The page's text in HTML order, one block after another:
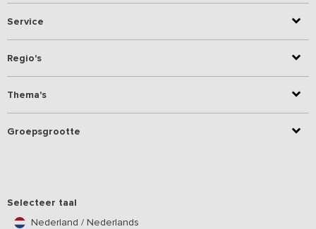
Service
Regio's
Thema's
Groepsgrootte
Selecteer taal
Nederland / Nederlands